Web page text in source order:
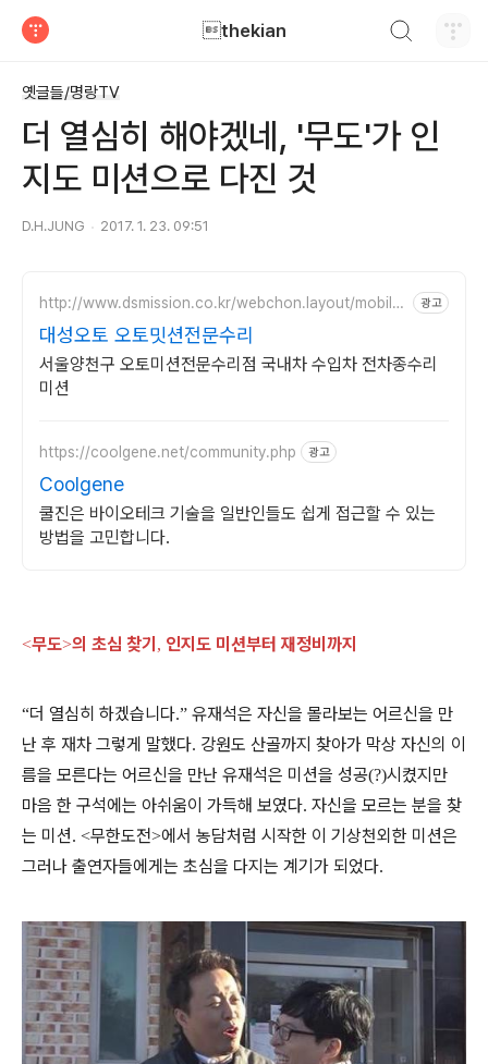
thekian
옛글들/명랑TV
더 열심히 해야겠네, '무도'가 인
지도 미션으로 다진 것
D.H.JUNG 2017. 1. 23. 09:51
http://www.dsmission.co.kr/webchon.layout/mobile/
광고
대성오토 오토밋션전문수리
서울양천구 오토미션전문수리점 국내차 수입차 전차종수리
미션
https://coolgene.net/community.php 광고
Coolgene
쿨진은 바이오테크 기술을 일반인들도 쉽게 접근할 수 있는
방법을 고민합니다.
<무도>의 초심 찾기 , 인지도 미션부터 재정비까지
“더 열심히 하겠습니다.” 유재석은 자신을 몰라보는 어르신을 만
난 후 재차 그렇게 말했다. 강원도 산골까지 찾아가 막상 자신의 이
름을 모른다는 어르신을 만난 유재석은 미션을 성공(?)시켰지만
마음 한 구석에는 아쉬움이 가득해 보였다. 자신을 모르는 분을 찾
는 미션. <무한도전>에서 농담처럼 시작한 이 기상천외한 미션은
그러나 출연자들에게는 초심을 다지는 계기가 되었다.